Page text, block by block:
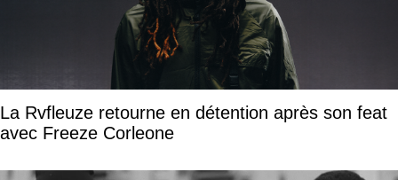
La Rvfleuze retourne en détention après son feat
avec Freeze Corleone